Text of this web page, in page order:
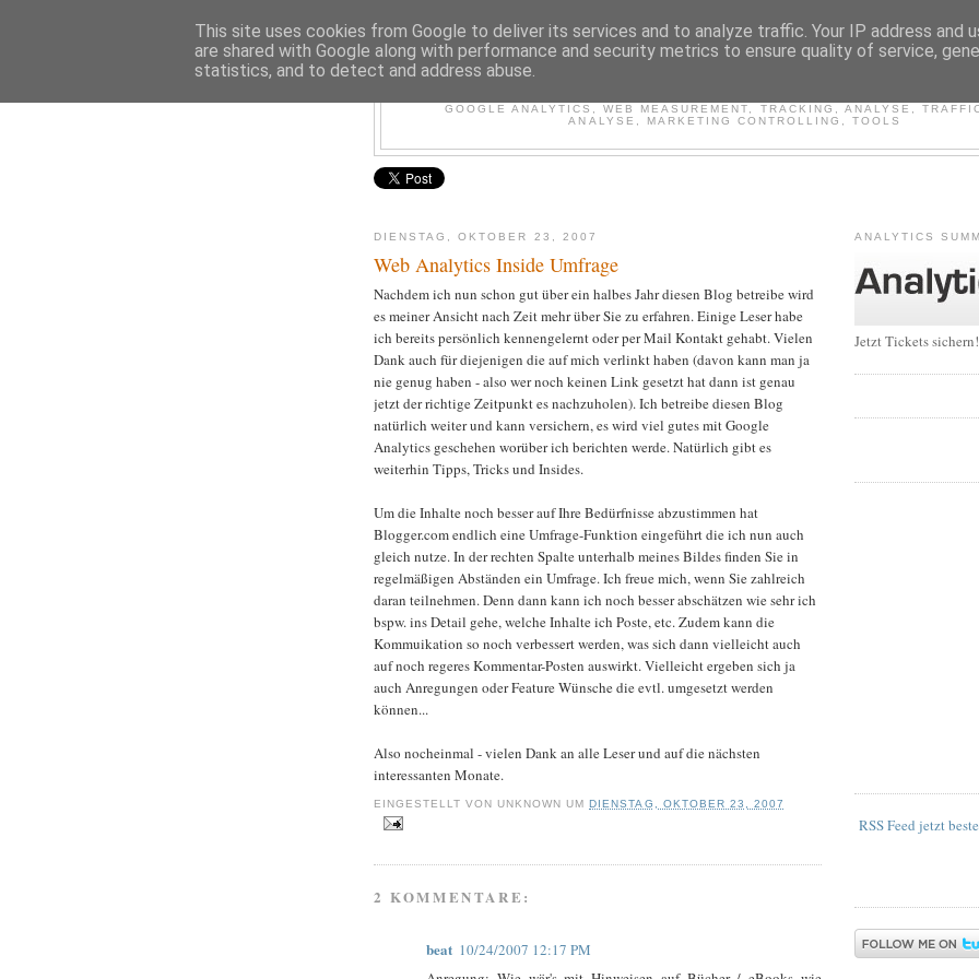
WEB ANALYTICS INSIDE
GOOGLE ANALYTICS, WEB MEASUREMENT, TRACKING, ANALYSE,
ANALYSE, MARKETING CONTROLLING, TOOLS
DIENSTAG, OKTOBER 23, 2007
Web Analytics Inside Umfrage
Nachdem ich nun schon gut über ein halbes Jahr diesen Blog betreibe wird
es meiner Ansicht nach Zeit mehr über Sie zu erfahren. Einige Leser habe
ich bereits persönlich kennengelernt oder per Mail Kontakt gehabt. Vielen
Dank auch für diejenigen die auf mich verlinkt haben (davon kann man ja
nie genug haben - also wer noch keinen Link gesetzt hat dann ist genau
jetzt der richtige Zeitpunkt es nachzuholen). Ich betreibe diesen Blog
natürlich weiter und kann versichern, es wird viel gutes mit Google
Analytics geschehen worüber ich berichten werde. Natürlich gibt es
weiterhin Tipps, Tricks und Insides.
Um die Inhalte noch besser auf Ihre Bedürfnisse abzustimmen hat
Blogger.com endlich eine Umfrage-Funktion eingeführt die ich nun auch
gleich nutze. In der rechten Spalte unterhalb meines Bildes finden Sie in
regelmäßigen Abständen ein Umfrage. Ich freue mich, wenn Sie zahlreich
daran teilnehmen. Denn dann kann ich noch besser abschätzen wie sehr ich
bspw. ins Detail gehe, welche Inhalte ich Poste, etc. Zudem kann die
Kommuikation so noch verbessert werden, was sich dann vielleicht auch
auf noch regeres Kommentar-Posten auswirkt. Vielleicht ergeben sich ja
auch Anregungen oder Feature Wünsche die evtl. umgesetzt werden
können...
Also nocheinmal - vielen Dank an alle Leser und auf die nächsten
interessanten Monate.
EINGESTELLT VONUNKNOWN UMDIENSTAG, OKTOBER 23, 2007
2 KOMMENTARE:
beat 10/24/2007 12:17 PM
ANALYTICS
Jetzt Tickets sichern!
RSS Feed jetzt
This site uses cookies from Google to deliver its services and to analyze traffic. Your IP address and
are shared with Google along with performance and security metrics to ensure quality of service,
statistics, and to detect and address abuse.